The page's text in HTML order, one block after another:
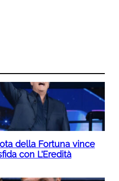
della Fortuna vince
con L’Eredità